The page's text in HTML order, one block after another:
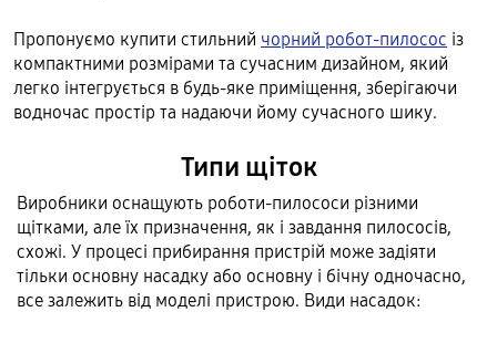
Пропонуємо купити стильний чорний робот-пилосос із
компактними розмірами та сучасним дизайном, який
легко інтегрується в будь-яке приміщення, зберігаючи
водночас простір та надаючи йому сучасного шику.
Типи щіток
Виробники оснащують роботи-пилососи різними
щітками, але їх призначення, як і завдання пилососів,
схожі. У процесі прибирання пристрій може задіяти
тільки основну насадку або основну і бічну одночасно,
все залежить від моделі пристрою. Види насадок: